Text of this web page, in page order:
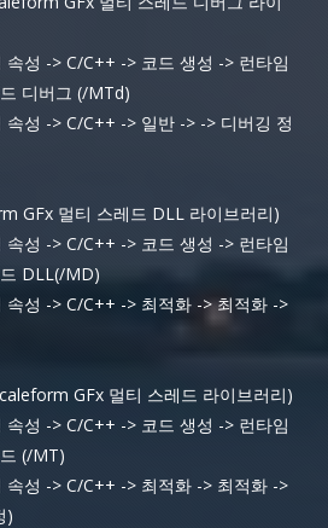
성 -> C/C++ -> 코드 생성 -> 런타임
디버그 (/MTd)
성 -> C/C++ -> 일반 -> -> 디버깅 정
GFx 멀티 스레드 DLL 라이브러리)
성 -> C/C++ -> 코드 생성 -> 런타임
DLL(/MD)
성 -> C/C++ -> 최적화 -> 최적화 ->
GFx 멀티 스레드 라이브러리)
성 -> C/C++ -> 코드 생성 -> 런타임
(/MT)
성 -> C/C++ -> 최적화 -> 최적화 ->
)